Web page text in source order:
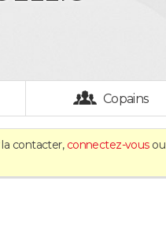
Copains
contacter, connectez-vousou